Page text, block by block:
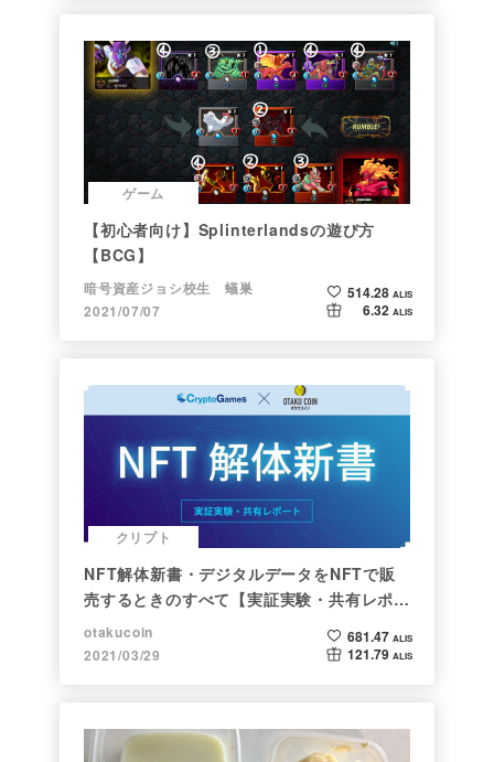
ゲーム
【初心者向け】Splinterlandsの遊び方
【BCG】
暗号資産ジョシ校生 蟻巣
2021/07/07
514.28 ALIS
6.32 ALIS
クリプト
NFT解体新書・デジタルデータをNFTで販
売するときのすべて【実証実験・共有レポー
ト】
otakucoin
2021/03/29
681.47 ALIS
121.79 ALIS